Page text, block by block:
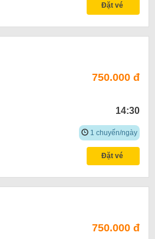
Đặt vé
750.000 đ
14:30
1 chuyến/ngày
Đặt vé
750.000 đ